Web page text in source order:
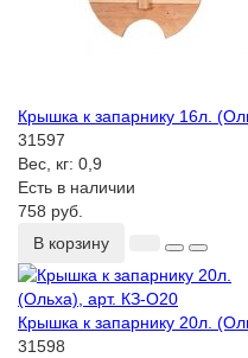
Крышка к запарнику 16л.
31597
Вес, кг: 0,9
Есть в наличии
758 руб.
В корзину
Крышка к запарнику 20л.
31598